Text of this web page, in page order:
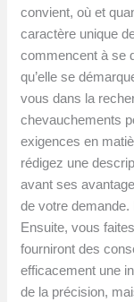
convient, où et
caractère unique
commencent à se
qu’elle se
vous dans la
chevauchements
exigences en
rédigez une
avant ses
de votre demande.
Ensuite, vous
fourniront des
efficacement une
de la précision,